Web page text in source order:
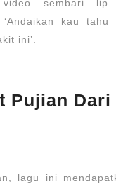
sembari lip
kau tahu
ini’.
Pujian Dari
lagu ini